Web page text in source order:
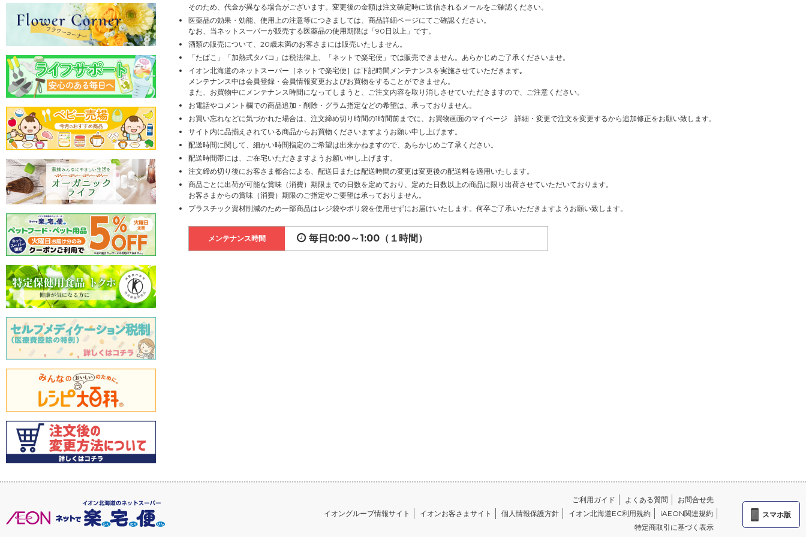
そのため、代金が異なる場合がございます。変更後の金額は注文確定時に送信されるメールをご確認ください。
医薬品の効果・効能、使用上の注意等につきましては、商品詳細ページにてご確認ください。
なお、当ネットスーパーが販売する医薬品の使用期限は「90日以上」です。
酒類の販売について、20歳未満のお客さまには販売いたしません。
「たばこ」「加熱式タバコ」は税法律上、「ネットで楽宅便」では販売できません。あらかじめご了承くださいませ。
イオン北海道のネットスーパー［ネットで楽宅便］は下記時間メンテナンスを実施させていただきます｡
メンテナンス中は会員登録・会員情報変更およびお買物をすることができません。
また、お買物中にメンテナンス時間になってしまうと、ご注文内容を取り消しさせていただきますので、ご注意ください。
お電話やコメント欄での商品追加・削除・グラム指定などの希望は、承っておりません。
お買い忘れなどに気づかれた場合は、注文締め切り時間の1時間前までに、お買物画面のマイページ 詳細・変更で注文を変更するから追加修正をお願い致します。
サイト内に品揃えされている商品からお買物くださいますようお願い申し上げます。
配送時間に関して、細かい時間指定のご希望は出来かねますので、あらかじめご了承ください。
配送時間帯には、ご在宅いただきますようお願い申し上げます。
注文締め切り後にお客さま都合による、配送日または配送時間の変更は変更後の配送料を適用いたします。
商品ごとに出荷が可能な賞味（消費）期限までの日数を定めており、定めた日数以上の商品に限り出荷させていただいております。
お客さまからの賞味（消費）期限のご指定やご要望は承っておりません。
プラスチック資材削減のため一部商品はレジ袋やポリ袋を使用せずにお届けいたします。何卒ご了承いただきますようお願い致します。
メンテナンス時間 毎日0:00～1:00（１時間）
ご利用ガイド よくある質問
お問合せ先
イオングループ情報サイト
イオンお客さまサイト 個人情報保護方針 イオン北海道EC利用規約
iAEON関連規約
特定商取引に基づく表示
スマホ版